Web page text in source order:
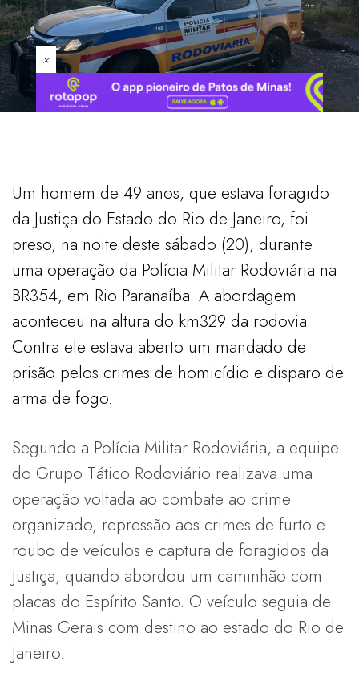
×
Um homem de 49 anos, que estava foragido
da Justiça do Estado do Rio de Janeiro, foi
preso, na noite deste sábado (20), durante
uma operação da Polícia Militar Rodoviária na
BR354, em Rio Paranaíba. A abordagem
aconteceu na altura do km329 da rodovia.
Contra ele estava aberto um mandado de
prisão pelos crimes de homicídio e disparo de
arma de fogo.
Segundo a Polícia Militar Rodoviária, a equipe
do Grupo Tático Rodoviário realizava uma
operação voltada ao combate ao crime
organizado, repressão aos crimes de furto e
roubo de veículos e captura de foragidos da
Justiça, quando abordou um caminhão com
placas do Espírito Santo. O veículo seguia de
Minas Gerais com destino ao estado do Rio de
Janeiro.